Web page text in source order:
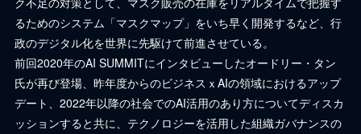
るためのシステム「マスクマップ」をいち早く開発するなど、行
政のデジタル化を世界に先駆けて前進させている。
前回2020年のAI SUMMITにインタビューしたオードリー・タン
氏が再び登場、昨年度からのビジネスｘAIの領域におけるアップ
デート、2022年以降の社会でのAI活用のあり方についてディスカ
ッションすると共に、テクノロジーを活用した組織ガバナンスの